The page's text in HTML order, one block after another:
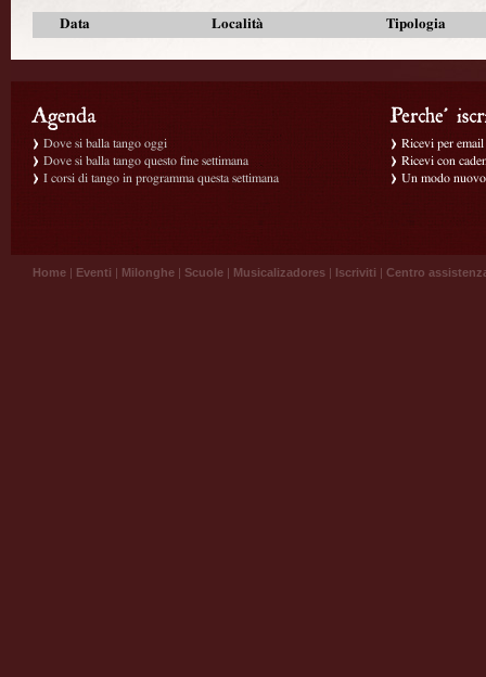
Data Località Tipologia
Dove si balla tango oggi
Dove si balla tango questo fine settimana
I corsi di tango in programma questa settimana
Ricevi per
Ricevi con
Un modo
Home | Eventi | Milonghe | Scuole | Musicalizadores | Iscriviti | Centro